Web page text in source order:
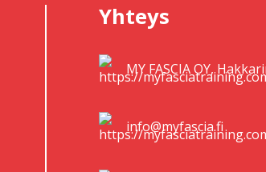
Yhteys
MY FASCIA OY,
info@myfascia.fi